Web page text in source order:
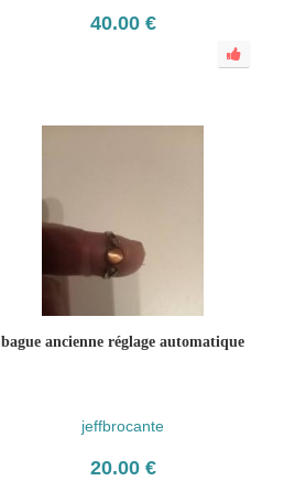
40.00 €
bague ancienne réglage automatique
jeffbrocante
20.00 €